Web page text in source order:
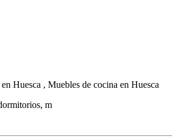
Huesca , Muebles de cocina en Huesca
m